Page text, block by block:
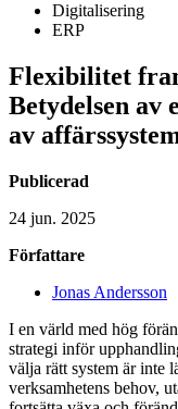
Digitalisering
ERP
Flexibilitet
Betydelsen av
av
Publicerad
24 jun. 2025
Författare
Jonas Andersson
I en värld med hög
strategi inför
välja rätt system är inte
verksamhetens behov,